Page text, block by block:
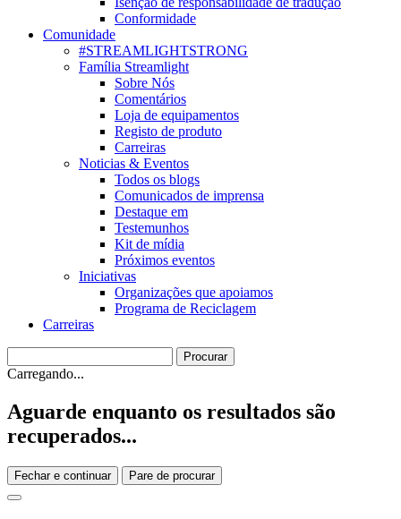
Conformidade
Comunidade
#STREAMLIGHTSTRONG
Família Streamlight
Sobre Nós
Comentários
Loja de equipamentos
Registo de produto
Carreiras
Noticias & Eventos
Todos os blogs
Comunicados de imprensa
Destaque em
Testemunhos
Kit de mídia
Próximos eventos
Iniciativas
Organizações que apoiamos
Programa de Reciclagem
Carreiras
Carregando...
Aguarde enquanto os resultados são
recuperados...
Fechar e continuar Pare de procurar